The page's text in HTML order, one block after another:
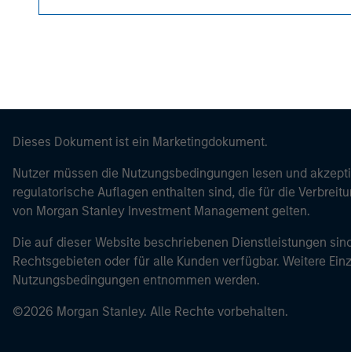
Dieses Dokument ist ein Marketingdokument.
Nutzer müssen die Nutzungsbedingungen lesen und
regulatorische Auflagen enthalten sind, die für die
von Morgan Stanley Investment Management gelten.
Die auf dieser Website beschriebenen Dienstleistungen
Rechtsgebieten oder für alle Kunden verfügbar. Weitere
Nutzungsbedingungen entnommen werden.
©2026 Morgan Stanley. Alle Rechte vorbehalten.